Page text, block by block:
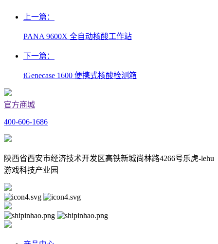
上一篇：
PANA 9600X 全自动核酸工作站
下一篇：
iGenecase 1600 便携式核酸检测箱
官方商城
400-606-1686
陕西省西安市经济技术开发区高铁新城尚林路4266号乐虎-lehu
游戏科技产业园